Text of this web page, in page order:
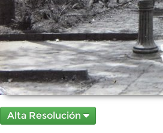
Alta Resolución